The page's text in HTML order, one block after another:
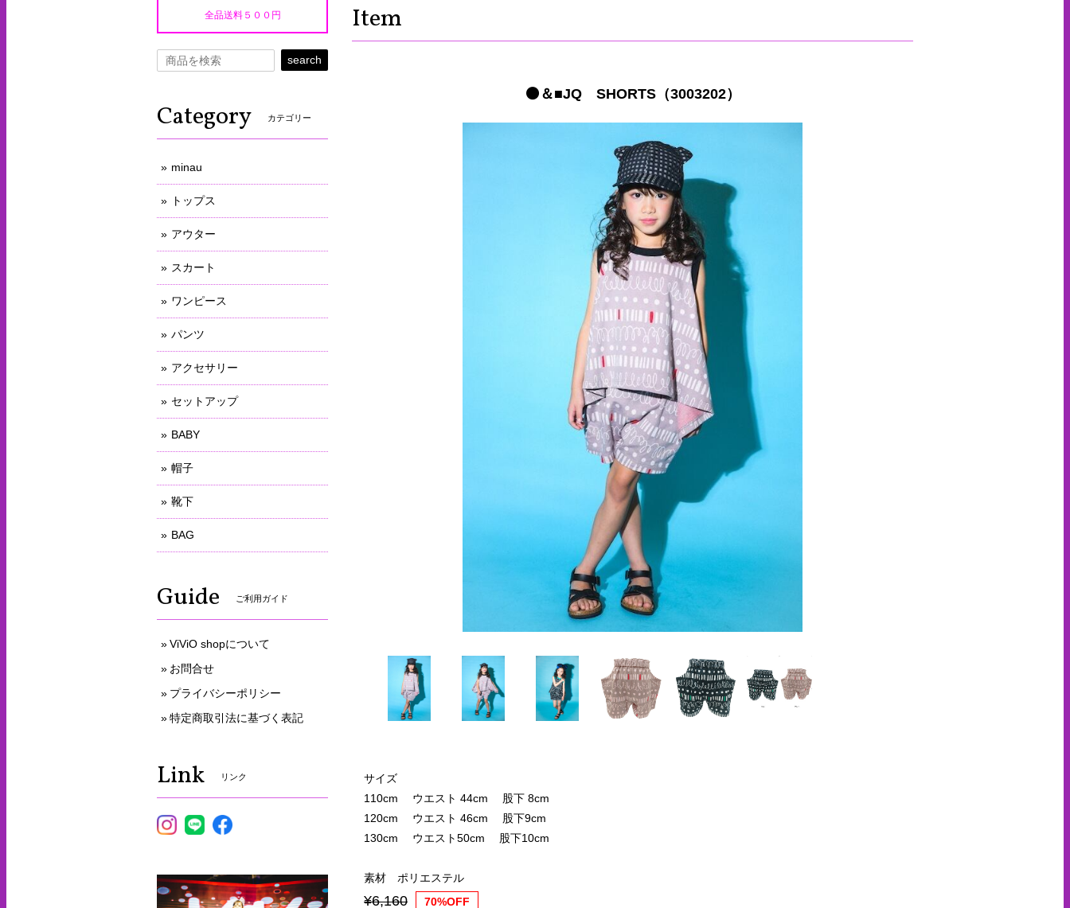
Item
⚫️＆■JQ SHORTS（3003202）
サイズ
110cm ウエスト 44cm 股下 8cm
120cm ウエスト 46cm 股下9cm
130cm ウエスト50cm 股下10cm
素材 ポリエステル
¥6,160 70%OFF
全品送料５００円
search
Category カテゴリー
minau
トップス
アウター
スカート
ワンピース
パンツ
アクセサリー
セットアップ
BABY
帽子
靴下
BAG
Guide ご利用ガイド
ViViO shopについて
お問合せ
プライバシーポリシー
特定商取引法に基づく表記
Link リンク